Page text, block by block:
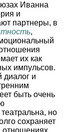
Иванна
и
партнеры, в
,
их как
импульсов.
диалог и
быть очень
но
сохраняет
отношениях